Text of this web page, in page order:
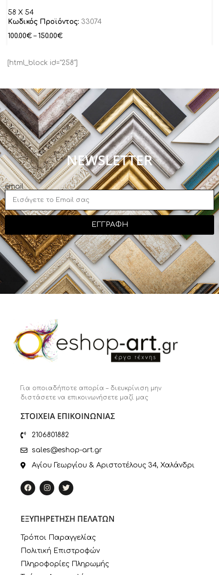
58 X 54
Κωδικός Προϊόντος: 33074
100.00€ – 150.00€
[html_block id="258"]
NEWSLETTER
email
ΕΓΓΡΑΦΗ
Για οποιαδήποτε απορία – διευκρίνιση μην
διστάσετε να επικοινωνήσετε μαζί μας
ΣΤΟΙΧΕΙΑ ΕΠΙΚΟΙΝΩΝΙΑΣ
2106801882
sales@eshop-art.gr
Αγίου Γεωργίου & Αριστοτέλους 34, Χαλάνδρι
ΕΞΥΠΗΡΕΤΗΣΗ ΠΕΛΑΤΩΝ
Τρόποι Παραγγελίας
Πολιτική Επιστροφών
Πληροφορίες Πληρωμής